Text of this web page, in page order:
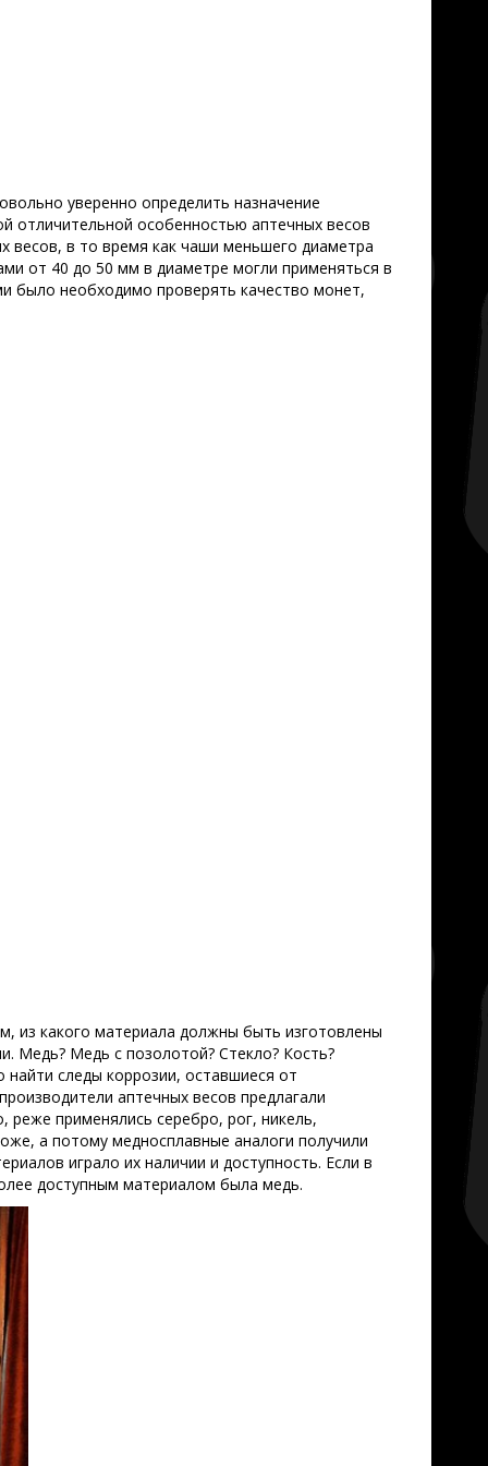
уверенно определить назначение
отличительной особенностью аптечных весов
в то время как чаши меньшего диаметра
от 40 до 50 мм в диаметре могли применяться в
было необходимо проверять качество монет,
из какого материала должны быть изготовлены
Медь? Медь с позолотой? Стекло? Кость?
следы коррозии, оставшиеся от
аптечных весов предлагали
применялись серебро, рог, никель,
а потому медносплавные аналоги получили
играло их наличии и доступность. Если в
доступным материалом была медь.